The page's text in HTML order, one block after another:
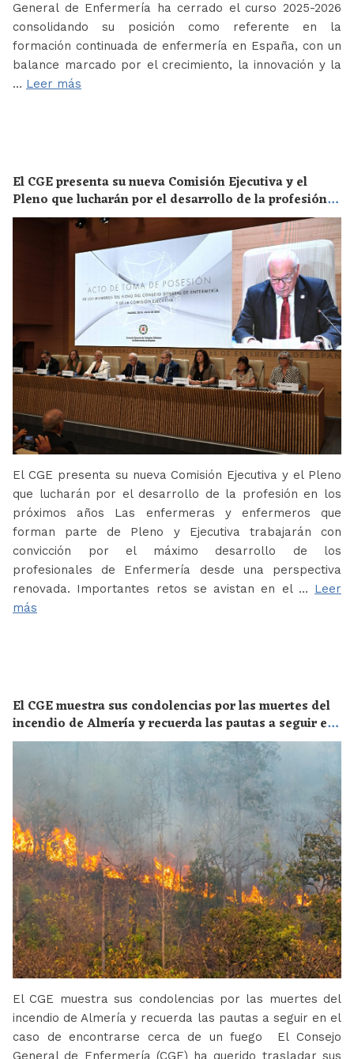
General de Enfermería ha cerrado el curso 2025-2026
consolidando su posición como referente en la
formación continuada de enfermería en España, con un
balance marcado por el crecimiento, la innovación y la
… Leer más
El CGE presenta su nueva Comisión Ejecutiva y el
Pleno que lucharán por el desarrollo de la profesión
en los próximos años
El CGE presenta su nueva Comisión Ejecutiva y el Pleno
que lucharán por el desarrollo de la profesión en los
próximos años Las enfermeras y enfermeros que
forman parte de Pleno y Ejecutiva trabajarán con
convicción por el máximo desarrollo de los
profesionales de Enfermería desde una perspectiva
renovada. Importantes retos se avistan en el … Leer
más
El CGE muestra sus condolencias por las muertes del
incendio de Almería y recuerda las pautas a seguir en
el caso de encontrarse cerca de un fuego
El CGE muestra sus condolencias por las muertes del
incendio de Almería y recuerda las pautas a seguir en el
caso de encontrarse cerca de un fuego El Consejo
General de Enfermería (CGE) ha querido trasladar sus